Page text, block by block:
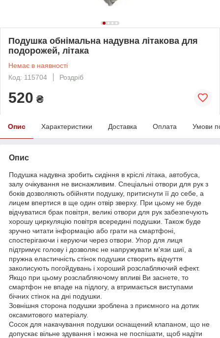
Подушка обнімальна надувна літакова для
подорожей, літака
Немає в наявності
Код: 115704
Роздріб
520 ₴
Опис Характеристики Доставка Оплата Умови
Опис
Подушка надувна зробить сидіння в кріслі літака, автобуса,
залу очікування не виснажливим. Спеціальні отвори для рук з
боків дозволяють обійняти подушку, притиснути її до себе, а
лицем впертися в ще один отвір зверху. При цьому не буде
відчуватися брак повітря, великі отвори для рук забезпечують
хорошу циркуляцію повітря всередині подушки. Також буде
зручно читати інформацію або грати на смартфоні,
спостерігаючи і керуючи через отвори. Упор для лиця
підтримує голову і дозволяє не напружувати м'язи шиї, а
пружна еластичність стінок подушки створить відчуття
заколисують погойдувань і хороший розслабляючий ефект.
Якщо при цьому розслабляючому впливі Ви заснете, то
смартфон не впаде на підлогу, а втримається виступами
бічних стінок на дні подушки.
Зовнішня сторона подушки зроблена з приємного на дотик
оксамитового матеріалу.
Сосок для накачування подушки оснащений клапаном, що не
допускає вільне здування і можна не поспішати, щоб надіти